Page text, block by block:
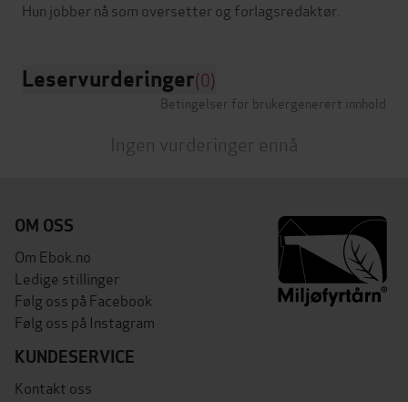
Leservurderinger(0)
Betingelser for brukergenerert innhold
Ingen vurderinger ennå
OM OSS
Om Ebok.no
Ledige stillinger
Følg oss på Facebook
Følg oss på Instagram
KUNDESERVICE
Kontakt oss